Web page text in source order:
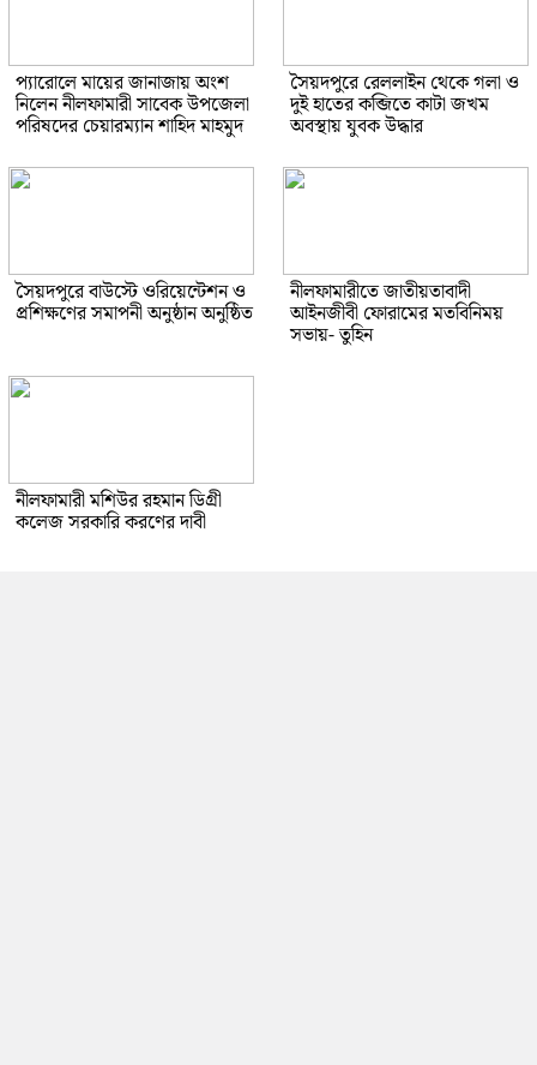
প্যারোলে মায়ের জানাজায় অংশ
নিলেন নীলফামারী সাবেক উপজেলা
পরিষদের চেয়ারম্যান শাহিদ মাহমুদ
সৈয়দপুরে রেললাইন থেকে গলা ও
দুই হাতের কব্জিতে কাটা জখম
অবস্থায় যুবক উদ্ধার
সৈয়দপুরে বাউস্টে ওরিয়েন্টেশন ও
প্রশিক্ষণের সমাপনী অনুষ্ঠান অনুষ্ঠিত
নীলফামারীতে জাতীয়তাবাদী
আইনজীবী ফোরামের মতবিনিময়
সভায়- তুহিন
নীলফামারী মশিউর রহমান ডিগ্রী
কলেজ সরকারি করণের দাবী